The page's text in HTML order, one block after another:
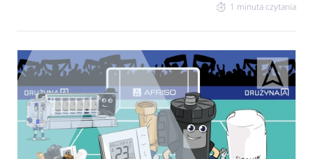
elektryczny BYD ETP3. Do wygrania także
produkty SALUS Controls wspierające efektywne
sterowanie ogrzewaniem.
1 minuta czytania